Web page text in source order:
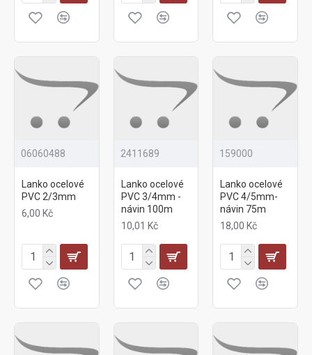
06060488
Lanko ocelové
PVC 2/3mm
6,00 Kč
2411689
Lanko ocelové
PVC 3/4mm -
návin 100m
10,01 Kč
159000
Lanko ocelové
PVC 4/5mm-
návin 75m
18,00 Kč